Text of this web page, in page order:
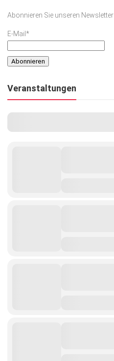
Abonnieren Sie unseren Newsletter
E-Mail*
Veranstaltungen